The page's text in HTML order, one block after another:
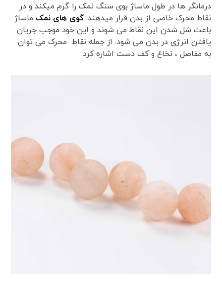
درمانگر ها در طول ماساژ بوی سنگ نمک را گرم میکند و در
نقاط محرک خاصی از بدن قرار میدهند.گوی های نمک ماساژ
باعث شل شدن این نقاط می شوند و این خود موجب جریان
یافتن انرژی در بدن می شود. از جمله نقاط محرک می توان
به مفاصل ، نخاع و کف دست اشاره کرد.